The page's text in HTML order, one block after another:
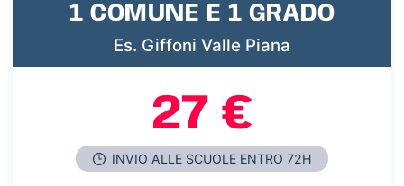
1 COMUNE E 1 GRADO
Es. Giffoni Valle Piana
27 €
INVIO ALLE SCUOLE ENTRO 72H